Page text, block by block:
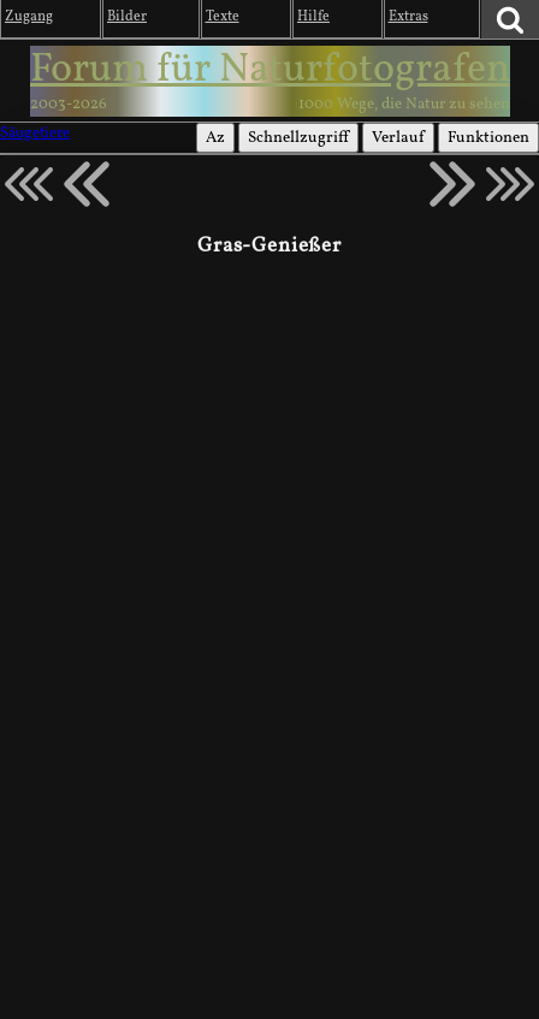
Zugang Bilder Texte Hilfe Extras
Forum für Naturfotografen
2003-2026
1000 Wege, die Natur zu sehen
Säugetiere
Az Schnellzugriff Verlauf Funktionen
Gras-Genießer